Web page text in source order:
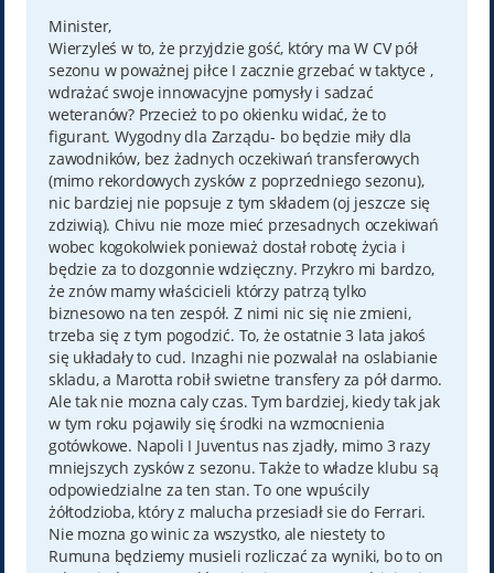
t
Minister,
Wierzyleś w to, że przyjdzie gość, który ma W CV pół
sezonu w poważnej piłce I zacznie grzebać w taktyce ,
wdrażać swoje innowacyjne pomysły i sadzać
weteranów? Przecież to po okienku widać, że to
figurant. Wygodny dla Zarządu- bo będzie miły dla
zawodników, bez żadnych oczekiwań transferowych
(mimo rekordowych zysków z poprzedniego sezonu),
nic bardziej nie popsuje z tym składem (oj jeszcze się
zdziwią). Chivu nie moze mieć przesadnych oczekiwań
wobec kogokolwiek ponieważ dostał robotę życia i
będzie za to dozgonnie wdzięczny. Przykro mi bardzo,
że znów mamy właścicieli którzy patrzą tylko
biznesowo na ten zespół. Z nimi nic się nie zmieni,
trzeba się z tym pogodzić. To, że ostatnie 3 lata jakoś
się układały to cud. Inzaghi nie pozwalał na oslabianie
skladu, a Marotta robił swietne transfery za pół darmo.
Ale tak nie mozna caly czas. Tym bardziej, kiedy tak jak
w tym roku pojawily się środki na wzmocnienia
gotówkowe. Napoli I Juventus nas zjadły, mimo 3 razy
mniejszych zysków z sezonu. Także to władze klubu są
odpowiedzialne za ten stan. To one wpuścily
żółtodzioba, który z malucha przesiadł sie do Ferrari.
Nie mozna go winic za wszystko, ale niestety to
Rumuna będziemy musieli rozliczać za wyniki, bo to on